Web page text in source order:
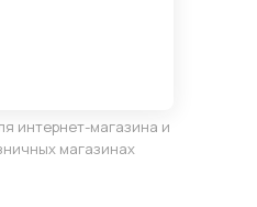
интернет-магазина и
магазинах